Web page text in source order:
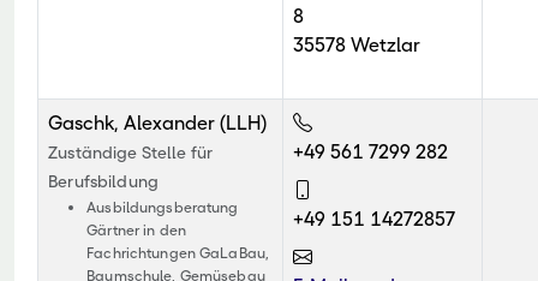
8
35578 Wetzlar
Gaschk, Alexander (LLH)
Zuständige Stelle für
Berufsbildung
Ausbildungsberatung
Gärtner in den
Fachrichtungen GaLaBau,
Baumschule, Gemüsebau
+49 561 7299 282
+49 151 14272857